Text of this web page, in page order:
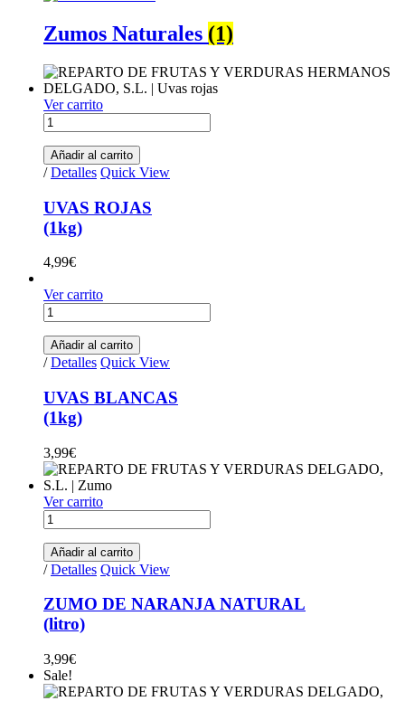
Zumos Naturales (1)
Ver carrito
UVAS ROJAS(1kg) quantity
Añadir al carrito
/ Detalles Quick View
UVAS ROJAS
(1kg)
4,99€
Ver carrito
UVAS BLANCAS (1kg) quantity
Añadir al carrito
/ Detalles Quick View
UVAS BLANCAS
(1kg)
3,99€
Ver carrito
ZUMO DE NARANJA NATURAL(litro) quantity
Añadir al carrito
/ Detalles Quick View
ZUMO DE NARANJA NATURAL
(litro)
3,99€
Sale!